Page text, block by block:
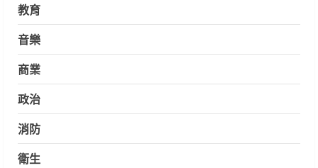
教育
音樂
商業
政治
消防
衛生